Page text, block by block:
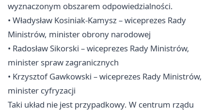
wyznaczonym obszarem odpowiedzialności.
• Władysław Kosiniak-Kamysz – wiceprezes Rady
Ministrów, minister obrony narodowej
• Radosław Sikorski – wiceprezes Rady Ministrów,
minister spraw zagranicznych
• Krzysztof Gawkowski – wiceprezes Rady Ministrów,
minister cyfryzacji
Taki układ nie jest przypadkowy. W centrum rządu